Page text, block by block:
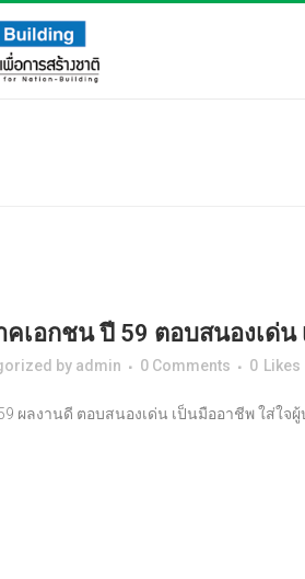
คเอกชน ปี 59 ตอบสนองเด่
by admin 0 Comments 0 Likes
ผลงานดี ตอบสนองเด่น เป็นมืออาชีพ ใส่